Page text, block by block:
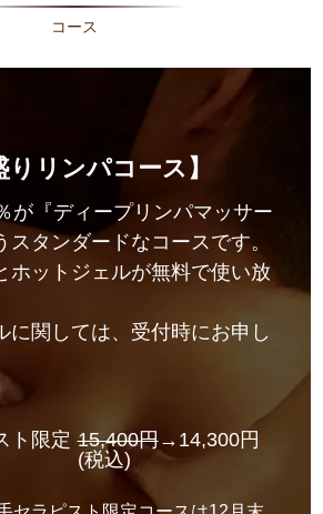
コース
りリンパコース】
が『ディープリンパマッサー
スタンダードなコースです。
ホットジェルが無料で使い放
関しては、受付時にお申し
ト限定 15,400円→14,300円
(税込)